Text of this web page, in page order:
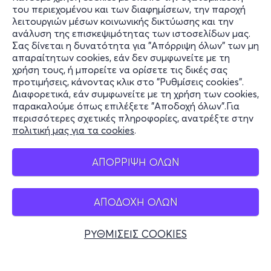
του περιεχομένου και των διαφημίσεων, την παροχή
λειτουργιών μέσων κοινωνικής δικτύωσης και την
ανάλυση της επισκεψιμότητας των ιστοσελίδων μας.
Σας δίνεται η δυνατότητα για "Απόρριψη όλων" των μη
απαραίτητων cookies, εάν δεν συμφωνείτε με τη
χρήση τους, ή μπορείτε να ορίσετε τις δικές σας
προτιμήσεις, κάνοντας κλικ στο "Ρυθμίσεις cookies".
Διαφορετικά, εάν συμφωνείτε με τη χρήση των cookies,
παρακαλούμε όπως επιλέξετε "Αποδοχή όλων".Για
περισσότερες σχετικές πληροφορίες, ανατρέξτε στην
πολιτική μας για τα cookies.
ΑΠΟΡΡΙΨΗ ΟΛΩΝ
ΑΠΟΔΟΧΗ ΟΛΩΝ
ΡΥΘΜΙΣΕΙΣ COOKIES
τελειότητα, το αισθητικό ιδεώδες με το οποίο ο Θεός
έφτιαξε τον κόσμο. Το εφαρμόζει στα έργα του, όπου
ανακαλύπτουμε σχήματα οργανωμένα υπό αυτήν τη
μυστική γεωμετρία. Η διπλή έλικα του DNA γοητεύει
τον Νταλί. Η σπείρα που μεταφέρει γενετική
κληρονομιά είναι οι καμπύλες μέσω των οποίων ο Θεός
μεταφέρει την αθανασία.
ΤΙ ΘΑ ΔΕΙΤΕ ΣΤΗΝ ΕΚΘΕΣΗ
στο μυαλό μίας ιδιοφυίας με προβολές (μέρος τους σε
3D) σε οθόνες επιφάνειας πεντακοσίων τ.μ. όπου Τέχνη
και Τεχνολογία συνδυάζονται σε ένα επαναστατικό
Πληροφορίες
Υποστήριξη
Stay Connected
Mobile app